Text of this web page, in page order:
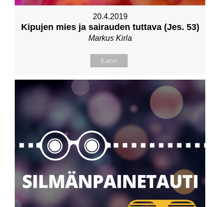
20.4.2019
Kipujen mies ja sairauden tuttava (Jes. 53)
Markus Kirla
Katso